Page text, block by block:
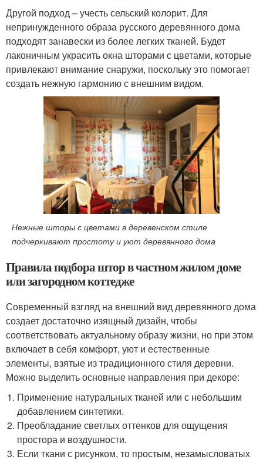
Другой подход – учесть сельский колорит. Для
непринужденного образа русского деревянного дома
подходят занавески из более легких тканей. Будет
лаконичным украсить окна шторами с цветами, которые
привлекают внимание снаружи, поскольку это помогает
создать нежную гармонию с внешним видом.
Нежные шторы с цветами в деревенском стиле
подчеркивают простоту и уют деревянного дома
Правила подбора штор в частном жилом доме
или загородном коттедже
Современный взгляд на внешний вид деревянного дома
создает достаточно изящный дизайн, чтобы
соответствовать актуальному образу жизни, но при этом
включает в себя комфорт, уют и естественные
элементы, взятые из традиционного стиля деревни.
Можно выделить основные направления при декоре:
Применение натуральных тканей или с небольшим
добавлением синтетики.
Преобладание светлых оттенков для ощущения
простора и воздушности.
Если ткани с рисунком, то простым, незамысловатых